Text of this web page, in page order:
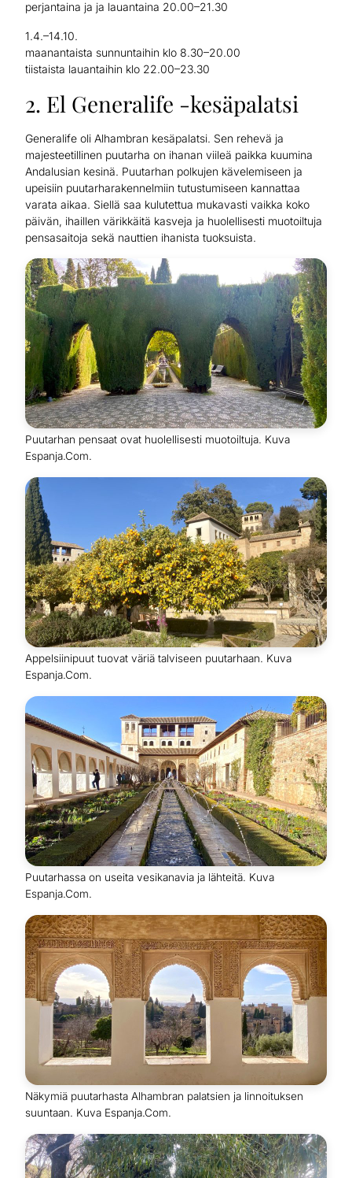
perjantaina ja ja lauantaina 20.00–21.30
1.4.–14.10.
maanantaista sunnuntaihin klo 8.30–20.00
tiistaista lauantaihin klo 22.00–23.30
2. El Generalife -kesäpalatsi
Generalife oli Alhambran kesäpalatsi. Sen rehevä ja
majesteetillinen puutarha on ihanan viileä paikka kuumina
Andalusian kesinä. Puutarhan polkujen kävelemiseen ja
upeisiin puutarharakennelmiin tutustumiseen kannattaa
varata aikaa. Siellä saa kulutettua mukavasti vaikka koko
päivän, ihaillen värikkäitä kasveja ja huolellisesti muotoiltuja
pensasaitoja sekä nauttien ihanista tuoksuista.
Puutarhan pensaat ovat huolellisesti muotoiltuja. Kuva
Espanja.Com.
Appelsiinipuut tuovat väriä talviseen puutarhaan. Kuva
Espanja.Com.
Puutarhassa on useita vesikanavia ja lähteitä. Kuva
Espanja.Com.
Näkymiä puutarhasta Alhambran palatsien ja linnoituksen
suuntaan. Kuva Espanja.Com.